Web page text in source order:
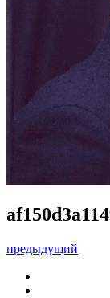
предыдущий